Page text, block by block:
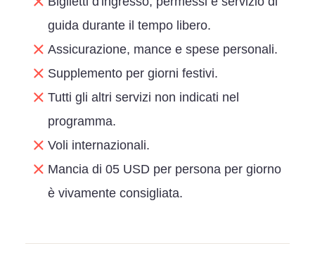
guida durante il tempo libero.
Assicurazione, mance e spese personali.
Supplemento per giorni festivi.
Tutti gli altri servizi non indicati nel
programma.
Voli internazionali.
Mancia di 05 USD per persona per giorno
è vivamente consigliata.